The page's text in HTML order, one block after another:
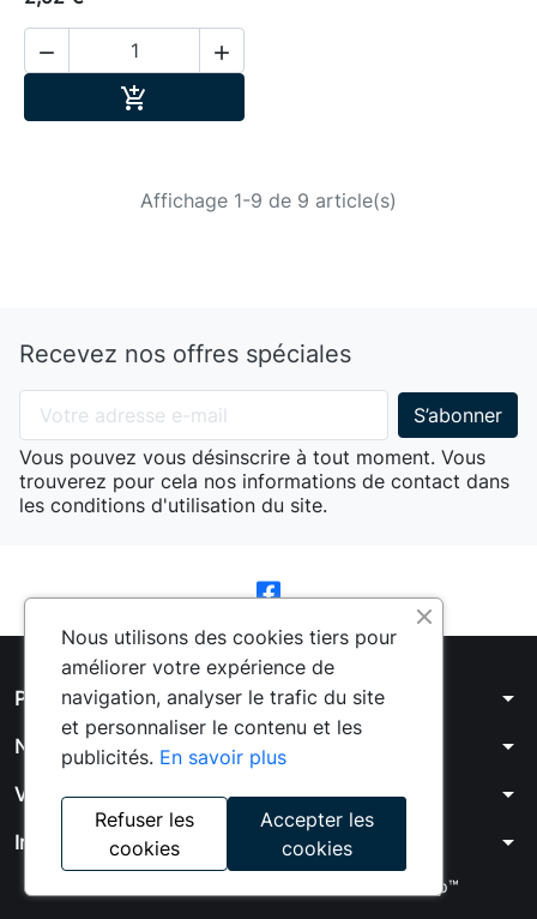
 

Affichage 1-9 de 9 article(s)
Recevez nos offres spéciales
Vous pouvez vous désinscrire à tout moment. Vous
trouverez pour cela nos informations de contact dans
les conditions d'utilisation du site.
Produits arrow_drop_down
Notre société arrow_drop_down
Votre compte arrow_drop_down
Informations arrow_drop_down
© 2026 - Logiciel e-commerce par PrestaShop™
Nous utilisons des cookies tiers pour
améliorer votre expérience de
navigation, analyser le trafic du site
et personnaliser le contenu et les
publicités. En savoir plus
Accepter les
cookies
Refuser les
cookies